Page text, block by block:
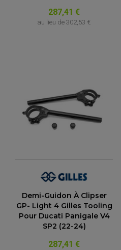
287,41 €
au lieu de 302,53 €
Demi-Guidon À Clipser
GP- Light 4 Gilles Tooling
Pour Ducati Panigale V4
SP2 (22-24)
287,41 €